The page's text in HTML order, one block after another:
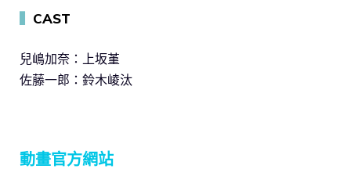
CAST
兒嶋加奈：上坂堇
佐藤一郎：鈴木崚汰
動畫官方網站